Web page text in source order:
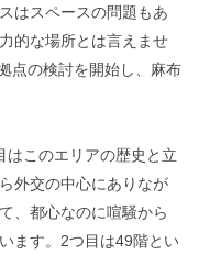
はスペースの問題もあ
的な場所とは言えませ
点の検討を開始し、麻布
はこのエリアの歴史と立
外交の中心にありなが
、都心なのに喧騒から
ます。2つ目は49階とい